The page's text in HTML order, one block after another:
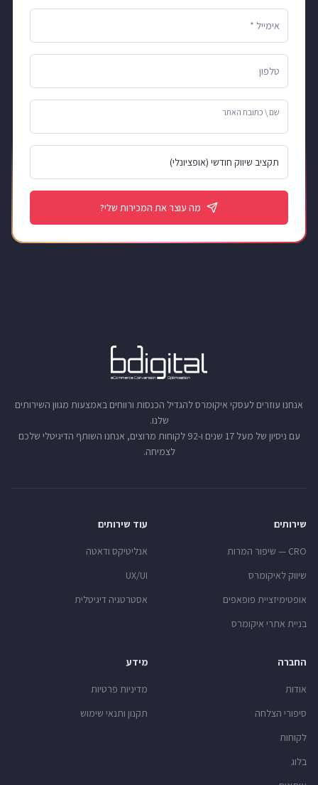
אימייל *
טלפון
שם \ כתובת האתר
מה עוצר את המכירות שלי?
אנחנו עוזרים לעסקי איקומרס להגדיל הכנסות ורווחים באמצעות מגוון השירותים
שלנו.
עם ניסיון של מעל 17 שנים ו-92 לקוחות מרוצים, אנחנו השותף הדיגיטלי שלכם
לצמיחה.
שירותים
CRO — שיפור המרות
שיווק לאיקומרס
אופטימיזציית פופאפים
בניית אתרי איקומרס
עוד שירותים
אנליטיקס ודאטה
UX/UI
אסטרטגיה דיגיטלית
החברה
אודות
סיפורי הצלחה
לקוחות
בלוג
מידע
מדיניות פרטיות
תקנון ותנאי שימוש